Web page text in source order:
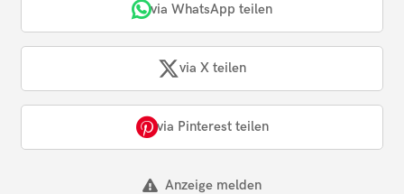
via WhatsApp teilen
via X teilen
via Pinterest teilen
Anzeige melden